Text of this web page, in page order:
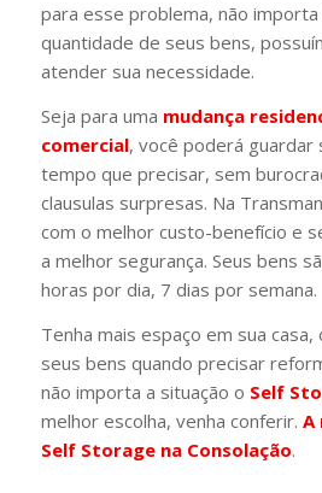
para esse problema, não
quantidade de seus bens,
atender sua necessidade.
Seja para uma mudança
comercial, você poderá guardar
tempo que precisar, sem
clausulas surpresas. Na
com o melhor custo-benefício e
a melhor segurança. Seus bens
horas por dia, 7 dias por semana.
Tenha mais espaço em sua
seus bens quando precisar
não importa a situação o Self
melhor escolha, venha conferir. A
Self Storage na Consolação.